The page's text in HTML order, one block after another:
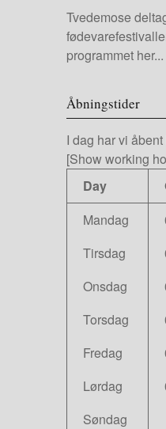
Tvedemose
programmet her...
Åbningstider
I dag har vi åbent
[Show working
Day
Mandag
Tirsdag
Onsdag
Torsdag
Fredag
Lørdag
Søndag